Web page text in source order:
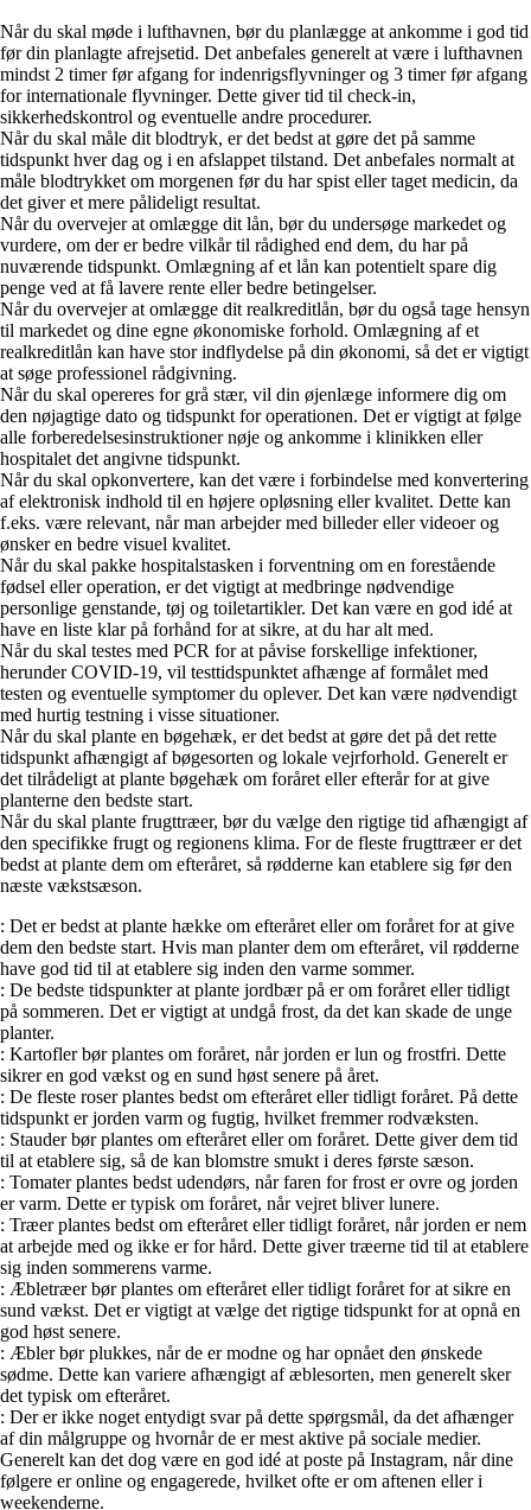
Når du skal møde i lufthavnen, bør du planlægge at ankomme i god tid
før din planlagte afrejsetid. Det anbefales generelt at være i lufthavnen
mindst 2 timer før afgang for indenrigsflyvninger og 3 timer før afgang
for internationale flyvninger. Dette giver tid til check-in,
sikkerhedskontrol og eventuelle andre procedurer.
Når du skal måle dit blodtryk, er det bedst at gøre det på samme
tidspunkt hver dag og i en afslappet tilstand. Det anbefales normalt at
måle blodtrykket om morgenen før du har spist eller taget medicin, da
det giver et mere pålideligt resultat.
Når du overvejer at omlægge dit lån, bør du undersøge markedet og
vurdere, om der er bedre vilkår til rådighed end dem, du har på
nuværende tidspunkt. Omlægning af et lån kan potentielt spare dig
penge ved at få lavere rente eller bedre betingelser.
Når du overvejer at omlægge dit realkreditlån, bør du også tage hensyn
til markedet og dine egne økonomiske forhold. Omlægning af et
realkreditlån kan have stor indflydelse på din økonomi, så det er vigtigt
at søge professionel rådgivning.
Når du skal opereres for grå stær, vil din øjenlæge informere dig om
den nøjagtige dato og tidspunkt for operationen. Det er vigtigt at følge
alle forberedelsesinstruktioner nøje og ankomme i klinikken eller
hospitalet det angivne tidspunkt.
Når du skal opkonvertere, kan det være i forbindelse med konvertering
af elektronisk indhold til en højere opløsning eller kvalitet. Dette kan
f.eks. være relevant, når man arbejder med billeder eller videoer og
ønsker en bedre visuel kvalitet.
Når du skal pakke hospitalstasken i forventning om en forestående
fødsel eller operation, er det vigtigt at medbringe nødvendige
personlige genstande, tøj og toiletartikler. Det kan være en god idé at
have en liste klar på forhånd for at sikre, at du har alt med.
Når du skal testes med PCR for at påvise forskellige infektioner,
herunder COVID-19, vil testtidspunktet afhænge af formålet med
testen og eventuelle symptomer du oplever. Det kan være nødvendigt
med hurtig testning i visse situationer.
Når du skal plante en bøgehæk, er det bedst at gøre det på det rette
tidspunkt afhængigt af bøgesorten og lokale vejrforhold. Generelt er
det tilrådeligt at plante bøgehæk om foråret eller efterår for at give
planterne den bedste start.
Når du skal plante frugttræer, bør du vælge den rigtige tid afhængigt af
den specifikke frugt og regionens klima. For de fleste frugttræer er det
bedst at plante dem om efteråret, så rødderne kan etablere sig før den
næste vækstsæson.
: Det er bedst at plante hække om efteråret eller om foråret for at give
dem den bedste start. Hvis man planter dem om efteråret, vil rødderne
have god tid til at etablere sig inden den varme sommer.
: De bedste tidspunkter at plante jordbær på er om foråret eller tidligt
på sommeren. Det er vigtigt at undgå frost, da det kan skade de unge
planter.
: Kartofler bør plantes om foråret, når jorden er lun og frostfri. Dette
sikrer en god vækst og en sund høst senere på året.
: De fleste roser plantes bedst om efteråret eller tidligt foråret. På dette
tidspunkt er jorden varm og fugtig, hvilket fremmer rodvæksten.
: Stauder bør plantes om efteråret eller om foråret. Dette giver dem tid
til at etablere sig, så de kan blomstre smukt i deres første sæson.
: Tomater plantes bedst udendørs, når faren for frost er ovre og jorden
er varm. Dette er typisk om foråret, når vejret bliver lunere.
: Træer plantes bedst om efteråret eller tidligt foråret, når jorden er nem
at arbejde med og ikke er for hård. Dette giver træerne tid til at etablere
sig inden sommerens varme.
: Æbletræer bør plantes om efteråret eller tidligt foråret for at sikre en
sund vækst. Det er vigtigt at vælge det rigtige tidspunkt for at opnå en
god høst senere.
: Æbler bør plukkes, når de er modne og har opnået den ønskede
sødme. Dette kan variere afhængigt af æblesorten, men generelt sker
det typisk om efteråret.
: Der er ikke noget entydigt svar på dette spørgsmål, da det afhænger
af din målgruppe og hvornår de er mest aktive på sociale medier.
Generelt kan det dog være en god idé at poste på Instagram, når dine
følgere er online og engagerede, hvilket ofte er om aftenen eller i
weekenderne.